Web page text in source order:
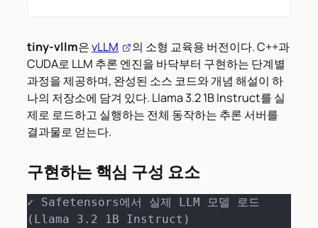
tiny-vllm은vLLM
의 소형 교육용 버전이다. C++과
CUDA로 LLM 추론 엔진을 바닥부터 구현하는 단계별
과정을 제공하며, 완성된 소스 코드와 개념 해설이 하
나의 저장소에 담겨 있다. Llama 3.2 1B Instruct를 실
제로 로드하고 실행하는 전체 동작하는 추론 서버를
결과물로 얻는다.
구현하는 핵심 구성 요소
✓ Safetensors에서 실제 LLM 모델 로드
(Llama 3.2 1B Instruct)